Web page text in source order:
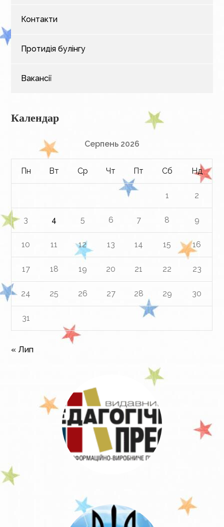
Контакти
Протидія булінгу
Вакансії
Календар
Серпень 2026
Пн Вт Ср Чт Пт Сб Нд
1 2
3 4 5 6 7 8 9
10 11 12 13 14 15 16
17 18 19 20 21 22 23
24 25 26 27 28 29 30
31
« Лип